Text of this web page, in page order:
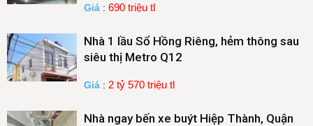
Giá : 690 triệu tl
Nhà 1 lầu Sổ Hồng Riêng, hẻm thông sau
siêu thị Metro Q12
Giá : 2 tỷ 570 triệu tl
Nhà ngay bến xe buýt Hiệp Thành, Quận